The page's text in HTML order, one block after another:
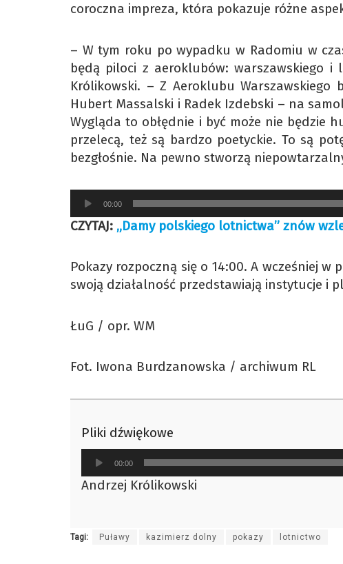
coroczna impreza, która pokazuje różne
– W tym roku po wypadku w Radomiu w
będą piloci z aeroklubów: warszawskiego i
Królikowski. – Z Aeroklubu
Hubert Massalski i Radek Izdebski – na
Wygląda to obłędnie i być może nie będzie
przelecą, też są bardzo poetyckie. To są
bezgłośnie. Na pewno stworzą
Odtwarzacz
plików
dźwiękowych
00:00
CZYTAJ: „Damy polskiego lotnictwa” znów
Pokazy rozpoczną się o 14:00. A wcześniej
swoją działalność przedstawiają instytucje i
ŁuG / opr. WM
Fot. Iwona Burdzanowska / archiwum RL
Pliki dźwiękowe
Odtwarzacz
plików
dźwiękowych
00:00
Andrzej Królikowski
Tagi: Puławy kazimierz dolny pokazy lotnictwo